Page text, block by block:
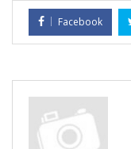
Facebook